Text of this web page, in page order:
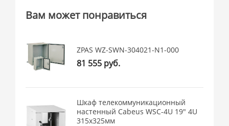
Вам может понравиться
ZPAS WZ-SWN-304021-N1-000
81 555 руб.
Шкаф телекоммуникационный
настенный Cabeus WSC-4U 19" 4U
315x325мм